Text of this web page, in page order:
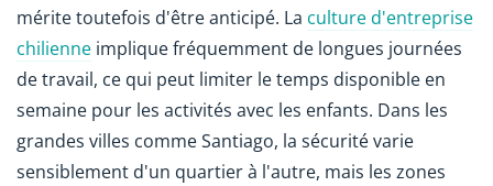
mérite toutefois d'être anticipé. La culture d'entreprise
chilienne implique fréquemment de longues journées
de travail, ce qui peut limiter le temps disponible en
semaine pour les activités avec les enfants. Dans les
grandes villes comme Santiago, la sécurité varie
sensiblement d'un quartier à l'autre, mais les zones